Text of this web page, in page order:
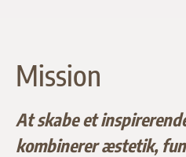
Mission
At skabe et
kombinerer æstetik,